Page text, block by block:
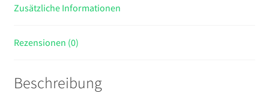
Vorhangschlitz,
Badewannensitz
und
Zusätzliche Informationen
Rezensionen (0)
Beschreibung